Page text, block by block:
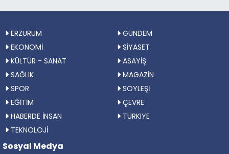
ERZURUM
GÜNDEM
EKONOMİ
SİYASET
KÜLTÜR - SANAT
ASAYİŞ
SAĞLIK
MAGAZİN
SPOR
SÖYLEŞİ
EĞİTİM
ÇEVRE
HABERDE İNSAN
TÜRKIYE
TEKNOLOJİ
Sosyal Medya